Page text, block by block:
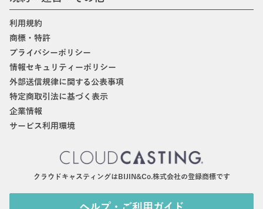
利用規約
商標・特許
プライバシーポリシー
情報セキュリティーポリシー
外部送信規律に関する公表事項
特定商取引法に基づく表示
企業情報
サービス利用環境
クラウドキャスティングはBIJIN&Co.株式会社の登録商標です